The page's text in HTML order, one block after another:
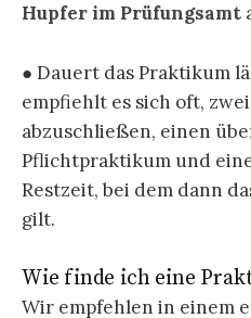
Hupfer im Prüfungsamt
● Dauert das Praktikum
empfiehlt es sich oft,
abzuschließen, einen
Pflichtpraktikum und
Restzeit, bei dem dann
gilt.
Wie finde ich eine
Wir empfehlen in einem